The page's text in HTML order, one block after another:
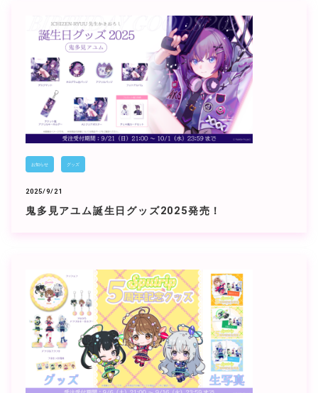
お知らせ グッズ
2025/9/21
鬼多見アユム誕生日グッズ2025発売！